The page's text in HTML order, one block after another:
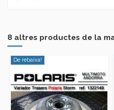
8 altres productes de la
De rebaixa!